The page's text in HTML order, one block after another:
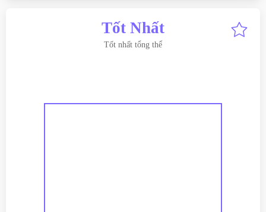
Tốt Nhất
Tốt nhất tổng thể